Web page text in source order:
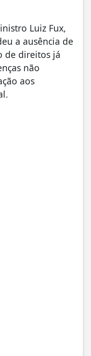
Luiz Fux,
a ausência de
de direitos já
não
aos